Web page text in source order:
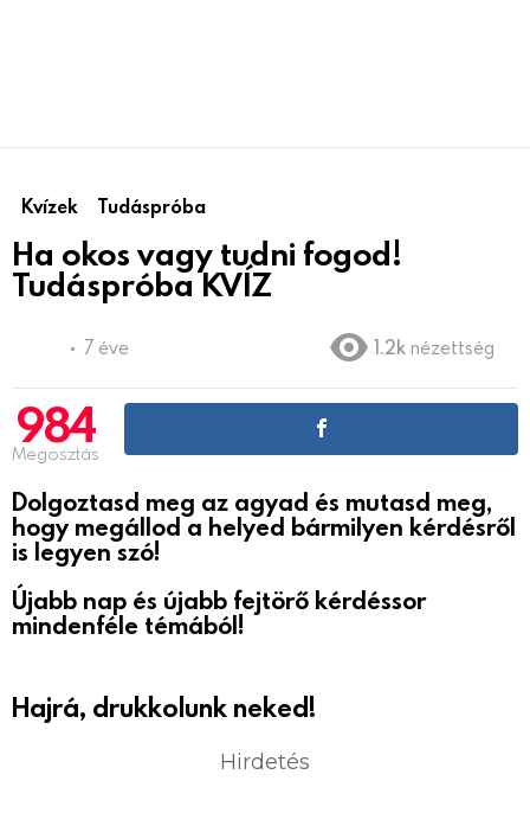
Kvízek Tudáspróba
Ha okos vagy tudni fogod!
Tudáspróba KVÍZ
7 éve 1.2k nézettség
984
Megosztás
Dolgoztasd meg az agyad és mutasd meg,
hogy megállod a helyed bármilyen kérdésről
is legyen szó!
Újabb nap és újabb fejtörő kérdéssor
mindenféle témából!
Hajrá, drukkolunk neked!
Hirdetés